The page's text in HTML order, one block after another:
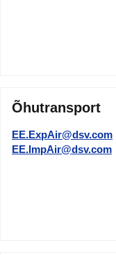
Õhutransport
EE.ExpAir@dsv.com
EE.ImpAir@dsv.com